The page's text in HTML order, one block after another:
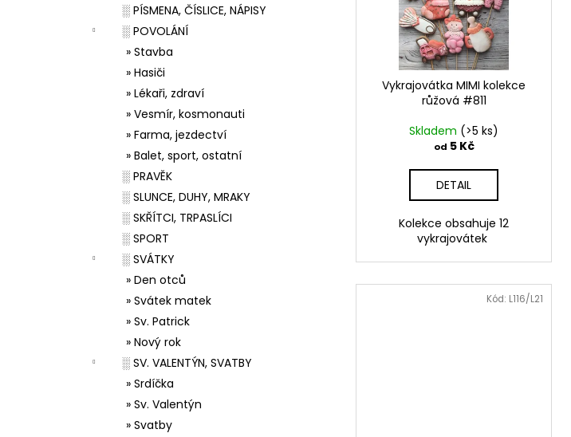
░ PÍSMENA, ČÍSLICE, NÁPISY
░ POVOLÁNÍ
» Stavba
» Hasiči
» Lékaři, zdraví
» Vesmír, kosmonauti
» Farma, jezdectví
» Balet, sport, ostatní
░ PRAVĚK
░ SLUNCE, DUHY, MRAKY
░ SKŘÍTCI, TRPASLÍCI
░ SPORT
░ SVÁTKY
» Den otců
» Svátek matek
» Sv. Patrick
» Nový rok
░ SV. VALENTÝN, SVATBY
» Srdíčka
» Sv. Valentýn
» Svatby
Vykrajovátka MIMI kolekce
růžová #811
Skladem (>5 ks)
od 5 Kč
DETAIL
Kolekce obsahuje 12
vykrajovátek
Kód: L116/L21